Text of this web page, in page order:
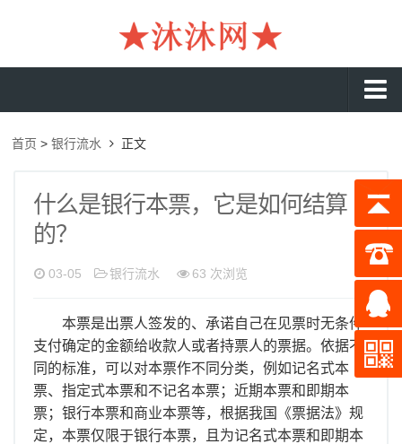
工资流水
入职流水
企业流水
存款证明
在职证明
离职证明
首页 >银行流水 正文
什么是银行本票，它是如何结算
的？
03-05 银行流水 63 次浏览
本票是出票人签发的、承诺自己在见票时无条件
支付确定的金额给收款人或者持票人的票据。依据不
同的标准，可以对本票作不同分类，例如记名式本
票、指定式本票和不记名本票；近期本票和即期本
票；银行本票和商业本票等，根据我国《票据法》规
定，本票仅限于银行本票，且为记名式本票和即期本